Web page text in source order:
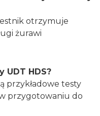
otrzymuje
żurawi
UDT HDS?
przykładowe testy
przygotowaniu do